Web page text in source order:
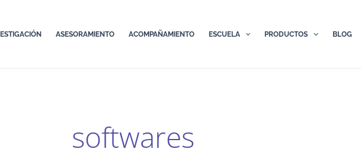
ASESORAMIENTO ACOMPAÑAMIENTO ESCUELA PRODUCTOS BLOG
softwares